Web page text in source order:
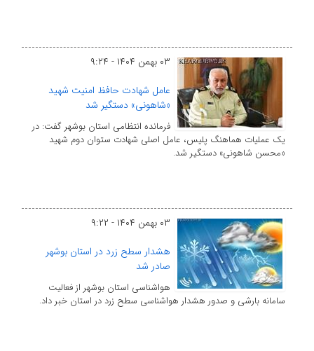
۰۳ بهمن ۱۴۰۴ - ۹:۲۴
عامل شهادت حافظ امنیت شهید
«شاهونی» دستگیر شد
فرمانده انتظامی استان بوشهر گفت: در
یک عملیات هماهنگ پلیس، عامل اصلی شهادت ستوان دوم شهید
«محسن شاهونی» دستگیر شد.
۰۳ بهمن ۱۴۰۴ - ۹:۲۲
هشدار سطح زرد در استان بوشهر
صادر شد
هواشناسی استان بوشهر از فعالیت
سامانه بارشی و صدور هشدار هواشناسی سطح زرد در استان خبر داد.